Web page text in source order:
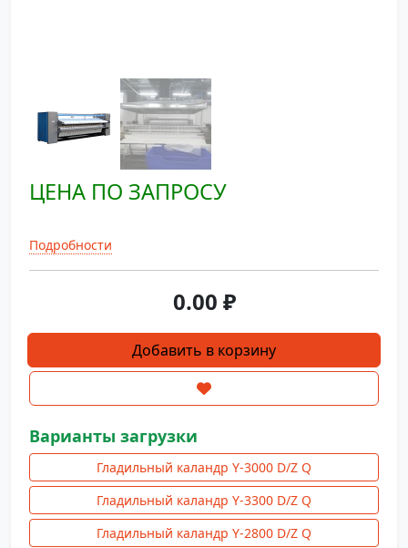
ЦЕНА ПО ЗАПРОСУ
Подробности
0.00 ₽
Количество
товара
каландр
Y-
2500-
D/Z
Q
(возвратный)
Добавить в корзину
Варианты загрузки
Гладильный каландр Y-3000 D/Z Q
Гладильный каландр Y-3300 D/Z Q
Гладильный каландр Y-2800 D/Z Q